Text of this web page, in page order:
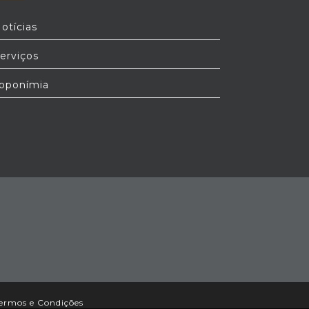
e Condições